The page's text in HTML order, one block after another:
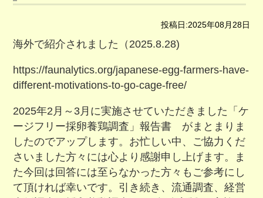
投稿日:2025年08月28日
海外で紹介されました（2025.8.28)
https://faunalytics.org/japanese-egg-farmers-have-
different-motivations-to-go-cage-free/
2025年2月～3月に実施させていただきました「ケ
ージフリー採卵養鶏調査」報告書 がまとまりま
したのでアップします。お忙しい中、ご協力くだ
さいました方々には心より感謝申し上げます。ま
た今回は回答には至らなかった方々もご参考にし
て頂ければ幸いです。引き続き、流通調査、経営